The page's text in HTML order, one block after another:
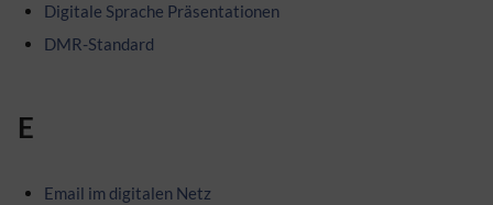
Digitale Sprache Präsentationen
DMR-Standard
E
Email im digitalen Netz